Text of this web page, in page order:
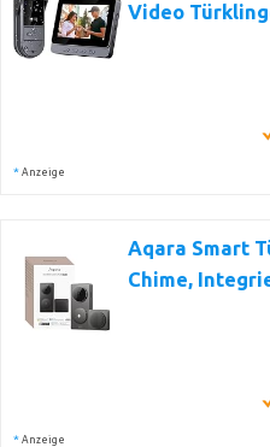
Video
* Anzeige
Aqara Smart
Chime,
* Anzeige